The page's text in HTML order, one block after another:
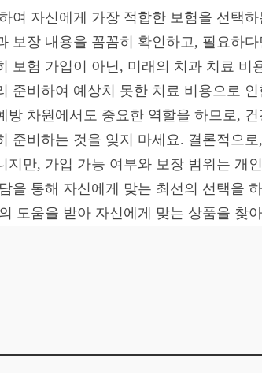
여 자신에게 가장 적합한 보험을 선택
보장 내용을 꼼꼼히 확인하고, 필요하
보험 가입이 아닌, 미래의 치과 치료 비
준비하여 예상치 못한 치료 비용으로
방 차원에서도 중요한 역할을 하므로,
준비하는 것을 잊지 마세요. 결론적으
만, 가입 가능 여부와 보장 범위는 개
을 통해 자신에게 맞는 최선의 선택을
도움을 받아 자신에게 맞는 상품을 찾